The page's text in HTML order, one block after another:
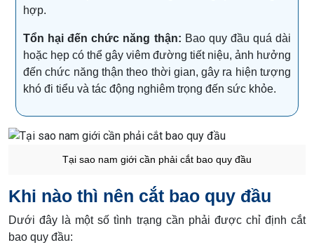
hợp.
Tổn hại đến chức năng thận: Bao quy đầu quá dài
hoặc hẹp có thể gây viêm đường tiết niệu, ảnh hưởng
đến chức năng thận theo thời gian, gây ra hiện tượng
khó đi tiểu và tác động nghiêm trọng đến sức khỏe.
Tại sao nam giới cần phải cắt bao quy đầu
Khi nào thì nên cắt bao quy đầu
Dưới đây là một số tình trạng cần phải được chỉ định cắt
bao quy đầu: